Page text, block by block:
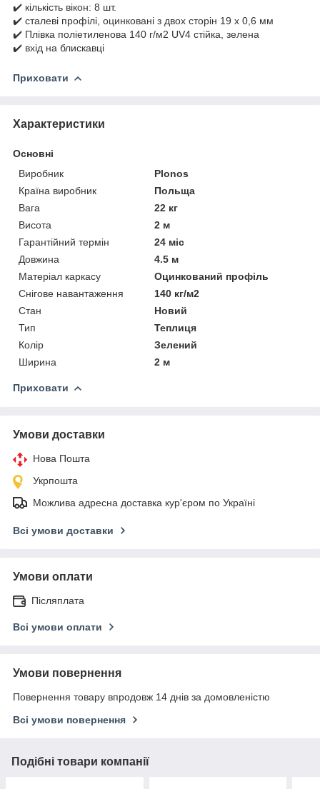
✔️ кількість вікон: 8 шт.
✔️ сталеві профілі, оцинковані з двох сторін 19 х 0,6 мм
✔️ Плівка поліетиленова 140 г/м2 UV4 стійка, зелена
✔️ вхід на блискавці
Приховати
Характеристики
Основні
Виробник
Plonos
Країна виробник
Польща
Вага
22 кг
Висота
2 м
Гарантійний термін
24 міс
Довжина
4.5 м
Матеріал каркасу
Оцинкований профіль
Снігове навантаження
140 кг/м2
Стан
Новий
Тип
Теплиця
Колір
Зелений
Ширина
2 м
Приховати
Умови доставки
Нова Пошта
Укрпошта
Можлива адресна доставка кур'єром по Україні
Всі умови доставки
Умови оплати
Післяплата
Всі умови оплати
Умови повернення
Повернення товару впродовж 14 днів за домовленістю
Всі умови повернення
Подібні товари компанії